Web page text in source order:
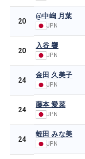
20
@中嶋 月葉
JPN
20
入谷 響
JPN
24
金田 久美子
JPN
24
藤本 愛菜
JPN
24
蛭田 みな美
JPN